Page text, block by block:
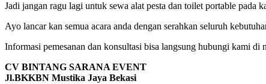
Jadi jangan ragu lagi untuk sewa alat pesta dan toilet portable pada
Ayo lancar kan semua acara anda dengan serahkan seluruh
Informasi pemesanan dan konsultasi bisa langsung hubungi kami di
CV BINTANG SARANA EVENT
Jl.BKKBN Mustika Jaya Bekasi